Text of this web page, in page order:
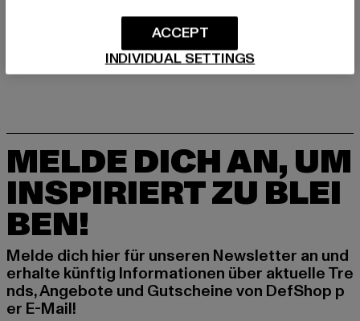
LIEFERUNG & RÜCKGABE
MELDE DICH AN, UM
INSPIRIERT ZU BLEI
BEN!
Melde dich hier für unseren Newsletter an und
erhalte künftig Informationen über aktuelle Tre
nds, Angebote und Gutscheine von DefShop p
er E-Mail!
INDIVIDUAL SETTINGS
ACCEPT